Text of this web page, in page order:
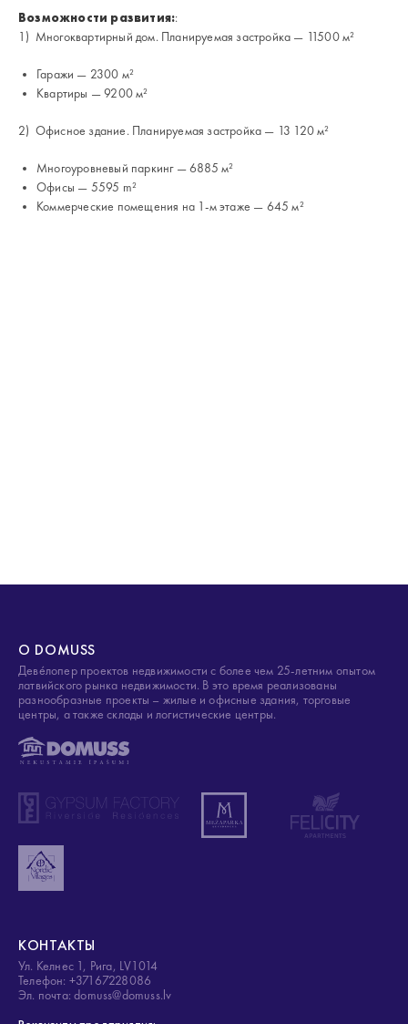
Возможности развития::
1) Многоквартирный дом. Планируемая застройка — 11500 м²
Гаражи — 2300 м²
Квартиры — 9200 м²
2) Офисное здание. Планируемая застройка — 13 120 м²
Многоуровневый паркинг — 6885 м²
Офисы — 5595 m²
Коммерческие помещения на 1-м этаже — 645 м²
О DOMUSS
Деве́лопер проектов недвижимости с более чем 25-летним опытом
латвийского рынка недвижимости. В это время реализованы
разнообразные проекты – жилые и офисные здания, торговые
центры, а также склады и логистические центры.
КОНТАКТЫ
Ул. Келнес 1, Рига, LV1014
Телефон: +37167228086
Эл. почта: domuss@domuss.lv